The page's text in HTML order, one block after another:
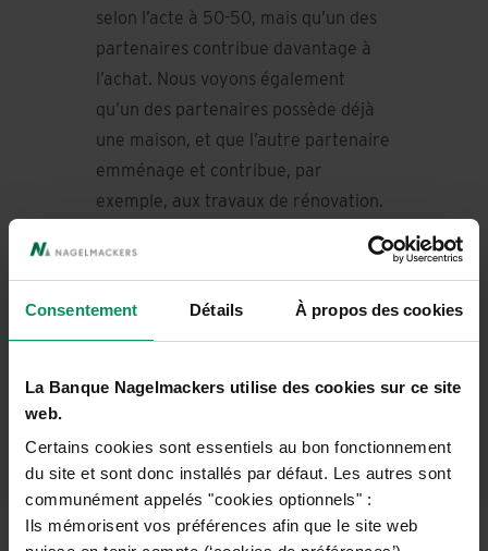
Consentement Détails À propos des cookies
La Banque Nagelmackers utilise des cookies sur ce site
web.
Certains cookies sont essentiels au bon fonctionnement
du site et sont donc installés par défaut. Les autres sont
communément appelés "cookies optionnels" :
Ils mémorisent vos préférences afin que le site web
selon l’acte à 50-50, mais qu’un des
partenaires contribue davantage à
l’achat. Nous voyons également
qu’un des partenaires possède déjà
une maison, et que l’autre partenaire
emménage et contribue, par
exemple, aux travaux de rénovation.
s’en soucie, mais les problèmes
cas de rupture. S’agissait-il d’une
montants qui devaient être